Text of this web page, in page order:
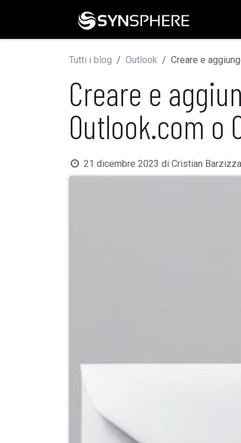
Tutti i blog Outlook Creare e
Creare e
Outlook.com o
21 dicembre 2023 di Cristian Barzizza